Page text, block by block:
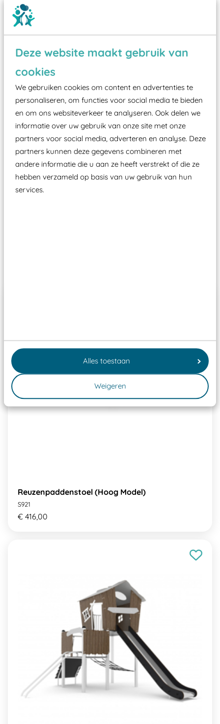
Deze website maakt gebruik van
cookies
We gebruiken cookies om content en advertenties te
personaliseren, om functies voor social media te bieden
en om ons websiteverkeer te analyseren. Ook delen we
informatie over uw gebruik van onze site met onze
partners voor social media, adverteren en analyse. Deze
partners kunnen deze gegevens combineren met
andere informatie die u aan ze heeft verstrekt of die ze
hebben verzameld op basis van uw gebruik van hun
services.
Alles toestaan
Weigeren
Wist je dat:
Vanaf een valhoogte van 1,5 meter een speciale
valondergrond onder speeltoestellen verplicht is
zoals kunstgras, rubber tegels of boomschors?
Elk speeltoestel in de openbare ruimte voorzien
moet zijn van een typekeuring, -plaatje en
certificering, uitgegeven door een Nederlands
aangewezen keuringsinstantie?
Reuzenpaddenstoel (Hoog Model)
S921
€ 416,00